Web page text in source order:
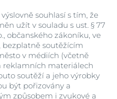
souhlasí s tím, že
užít v souladu s ust. § 77
občanského zákoníku, ve
bezplatně soutěžícím
v médiích (včetně
reklamních materiálech
soutěží a jeho výrobky
být pořizovány a
způsobem i zvukové a